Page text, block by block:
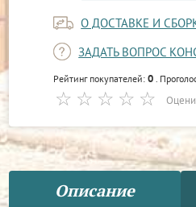
О ДОСТАВКЕ И
ЗАДАТЬ ВОПРОС
Рейтинг покупателей:0 .
Описание